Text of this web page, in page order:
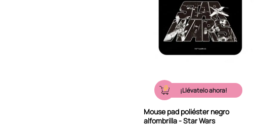
¡Llévatelo ahora!
Mouse pad poliéster negro
alfombrilla - Star Wars